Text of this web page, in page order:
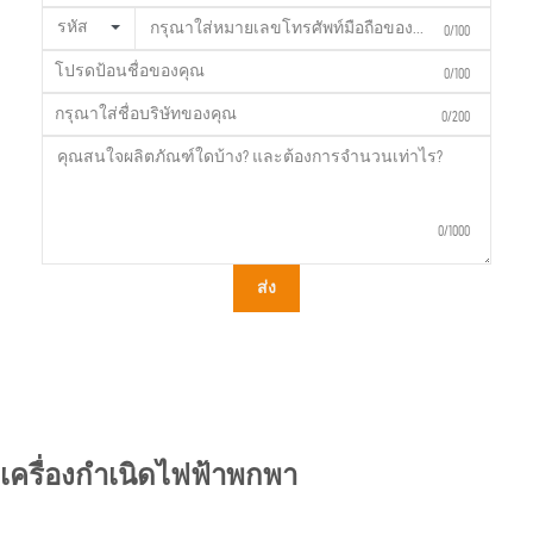
รหัส 0/100
0/100
0/200
0/1000
ส่ง
เครื่องกำเนิดไฟฟ้าพกพา